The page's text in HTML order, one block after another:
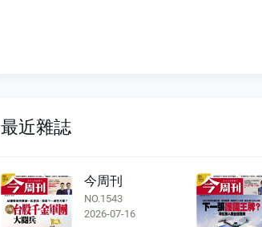
最近雜誌
今周刊
NO.1543
2026-07-16